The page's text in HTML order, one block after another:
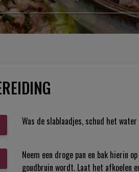
Was de slablaadjes, schud het
Neem een droge pan en bak hierin
goudbruin wordt. Laat het afkoelen